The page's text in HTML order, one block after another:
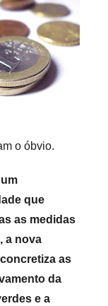
o óbvio.
que
as medidas
a nova
as
da
e a